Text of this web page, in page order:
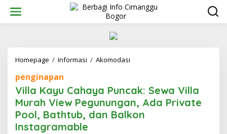
content
Homepage / Informasi / Akomodasi
Puncak:
Sewa
Villa
Murah
penginapan
Villa Kayu Cahaya Puncak: Sewa Villa
Murah View Pegunungan, Ada Private
Pool, Bathtub, dan Balkon
Instagramable